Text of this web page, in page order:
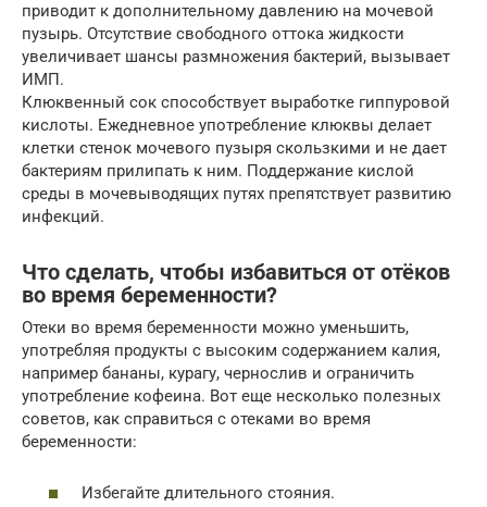
приводит к дополнительному давлению на мочевой
пузырь. Отсутствие свободного оттока жидкости
увеличивает шансы размножения бактерий, вызывает
ИМП.
Клюквенный сок способствует выработке гиппуровой
кислоты. Ежедневное употребление клюквы делает
клетки стенок мочевого пузыря скользкими и не дает
бактериям прилипать к ним. Поддержание кислой
среды в мочевыводящих путях препятствует развитию
инфекций.
Что сделать, чтобы избавиться от отёков
во время беременности?
Отеки во время беременности можно уменьшить,
употребляя продукты с высоким содержанием калия,
например бананы, курагу, чернослив и ограничить
употребление кофеина. Вот еще несколько полезных
советов, как справиться с отеками во время
беременности:
Избегайте длительного стояния.